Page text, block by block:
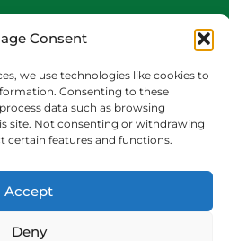
Consent
we use technologies like cookies to
Consenting to these
data such as browsing
site. Not consenting or withdrawing
certain features and functions.
Accept
Deny
39610 Cantabria
8:30 a 13:00 y de 15:00 a